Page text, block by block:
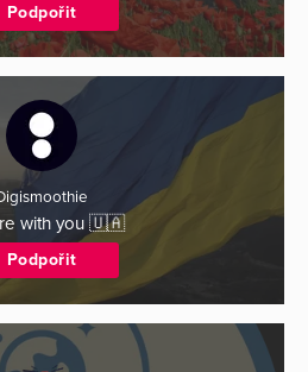
Podpořit
with you 🇺🇦
Podpořit